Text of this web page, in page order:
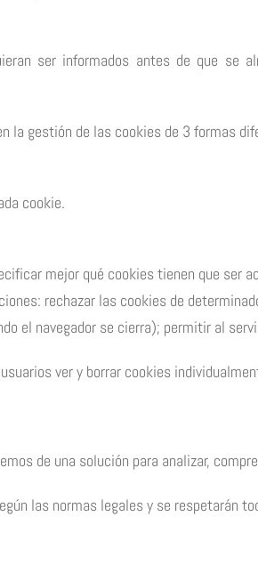
ser informados antes de que se
la gestión de las cookies de 3 formas
cookie.
mejor qué cookies tienen que ser
rechazar las cookies de
el navegador se cierra); permitir al
ver y borrar cookies
de una solución para analizar,
las normas legales y se respetarán